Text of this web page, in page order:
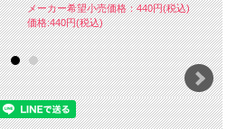
メーカー希望小売価格：440円(税込)
価格:440円(税込)